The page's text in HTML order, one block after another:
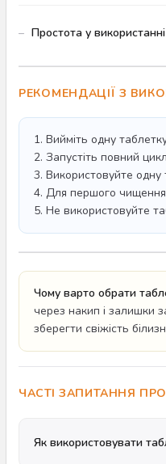
Простота у використанні
РЕКОМЕНДАЦІЇ З
1. Вийміть одну
2. Запустіть повний
3. Використовуйте одну
4. Для першого чищення
5. Не використовуйте
Чому варто обрати
через накип і залишки
зберегти свіжість
ЧАСТІ ЗАПИТАННЯ
Як використовувати